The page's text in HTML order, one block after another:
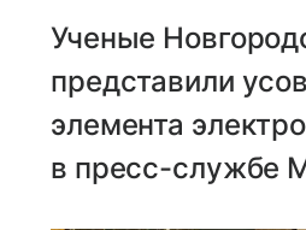
Ученые
представили
элемента
в пресс-службе